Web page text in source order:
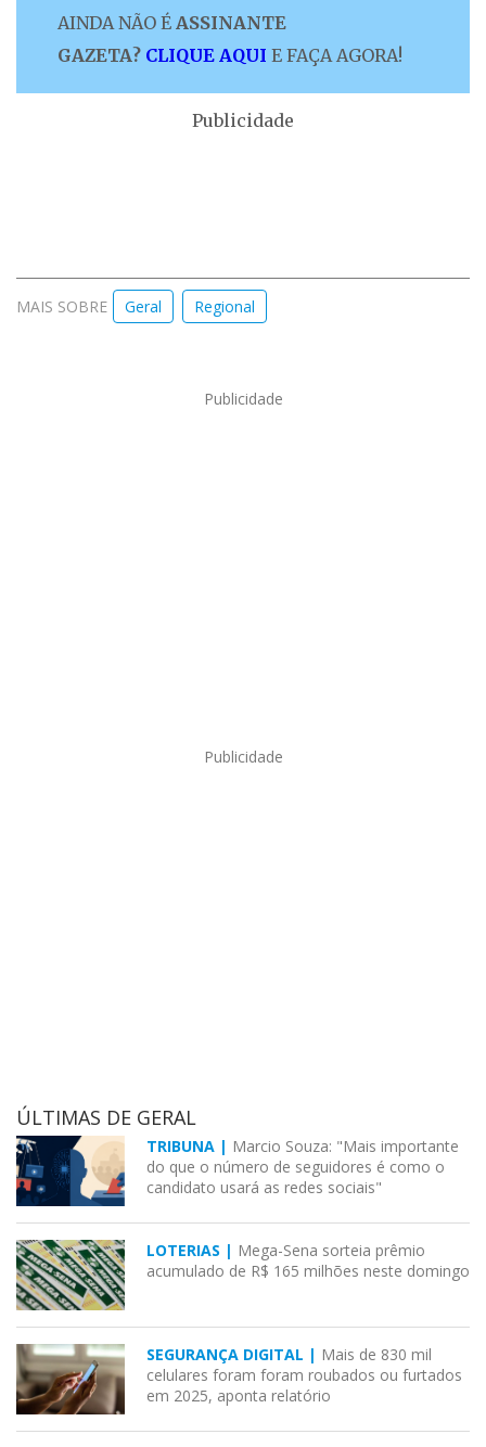
AINDA NÃO É ASSINANTE
GAZETA? CLIQUE AQUI E FAÇA AGORA!
Publicidade
MAIS SOBRE Geral Regional
Publicidade
Publicidade
ÚLTIMAS DE GERAL
TRIBUNA | Marcio Souza: "Mais importante
do que o número de seguidores é como o
candidato usará as redes sociais"
LOTERIAS | Mega-Sena sorteia prêmio
acumulado de R$ 165 milhões neste domingo
SEGURANÇA DIGITAL | Mais de 830 mil
celulares foram foram roubados ou furtados
em 2025, aponta relatório